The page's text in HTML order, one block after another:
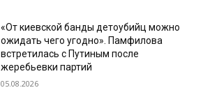
«От киевской банды детоубийц можно
ожидать чего угодно». Памфилова
встретилась с Путиным после
жеребьевки партий
05.08.2026